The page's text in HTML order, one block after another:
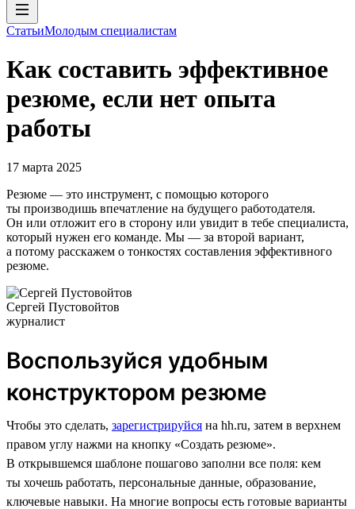
СтатьиМолодым специалистам
Как составить эффективное
резюме, если нет опыта
работы
17 марта 2025
Резюме — это инструмент, с помощью которого
ты производишь впечатление на будущего работодателя.
Он или отложит его в сторону или увидит в тебе специалиста,
который нужен его команде. Мы — за второй вариант,
а потому расскажем о тонкостях составления эффективного
резюме.
Сергей Пустовойтов
журналист
Воспользуйся удобным
конструктором резюме
Чтобы это сделать, зарегистрируйся на hh.ru, затем в верхнем
правом углу нажми на кнопку «Создать резюме».
В открывшемся шаблоне пошагово заполни все поля: кем
ты хочешь работать, персональные данные, образование,
ключевые навыки. На многие вопросы есть готовые варианты